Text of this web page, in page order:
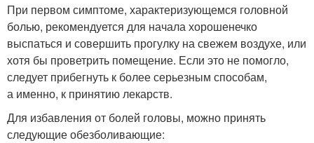
При первом симптоме, характеризующемся головной
болью, рекомендуется для начала хорошенечко
выспаться и совершить прогулку на свежем воздухе, или
хотя бы проветрить помещение. Если это не помогло,
следует прибегнуть к более серьезным способам,
а именно, к принятию лекарств.
Для избавления от болей головы, можно принять
следующие обезболивающие: